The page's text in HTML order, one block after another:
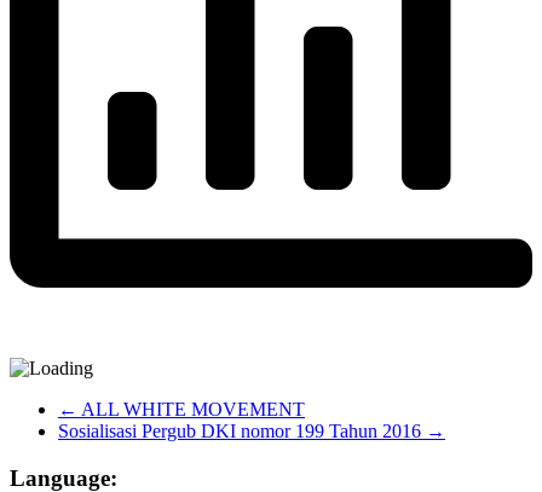
← ALL WHITE MOVEMENT
Sosialisasi Pergub DKI nomor 199 Tahun 2016 →
Language: